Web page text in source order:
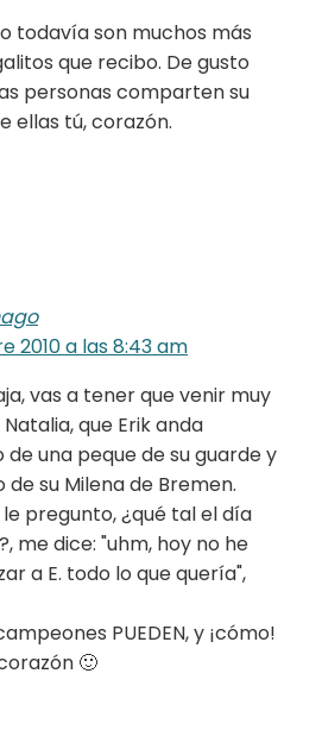
todavía son muchos más
que recibo. De gusto
personas comparten su
ellas tú, corazón.
2010 a las 8:43 am
vas a tener que venir muy
que Erik anda
una peque de su guarde y
su Milena de Bremen.
pregunto, ¿qué tal el día
me dice: "uhm, hoy no he
a E. todo lo que quería",
PUEDEN, y ¡cómo!
🙂